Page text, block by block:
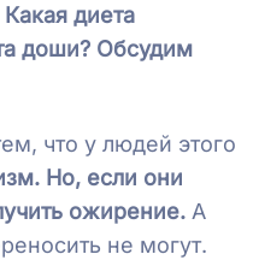
диета
доши? Обсудим
что у людей этого
Но, если они
ожирение. А
не могут.